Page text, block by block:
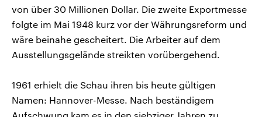
von über 30 Millionen Dollar. Die zweite Exportmesse
folgte im Mai 1948 kurz vor der Währungsreform und
wäre beinahe gescheitert. Die Arbeiter auf dem
Ausstellungsgelände streikten vorübergehend.
1961 erhielt die Schau ihren bis heute gültigen
Namen: Hannover-Messe. Nach beständigem